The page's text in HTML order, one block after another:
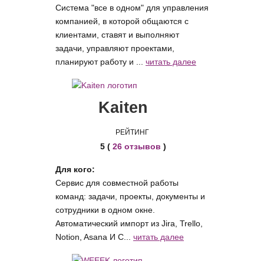
Система "все в одном" для управления
компанией, в которой общаются с
клиентами, ставят и выполняют
задачи, управляют проектами,
планируют работу и ... читать далее
Kaiten
РЕЙТИНГ
5 ( 26 отзывов )
Для кого:
Сервис для совместной работы
команд: задачи, проекты, документы и
сотрудники в одном окне.
Автоматический импорт из Jira, Trello,
Notion, Asana И C... читать далее